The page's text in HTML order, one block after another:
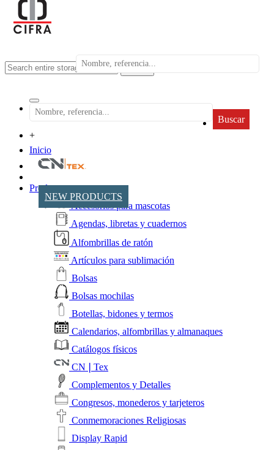
search
Buscar
+
Inicio
NEW PRODUCTS
Productos
Accesorios para mascotas
Agendas, libretas y cuadernos
Alfombrillas de ratón
Artículos para sublimación
Bolsas
Bolsas mochilas
Botellas, bidones y termos
Calendarios, alfombrillas y almanaques
Catálogos físicos
CN❘Tex
Complementos y Detalles
Congresos, monederos y tarjeteros
Conmemoraciones Religiosas
Display Rapid